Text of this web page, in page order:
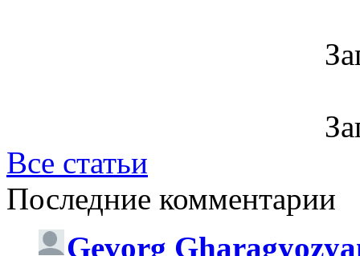
Все статьи
Последние комментарии
Gevorg